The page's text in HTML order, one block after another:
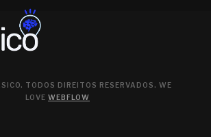
TODOS DIREITOS RESERVADOS. WE
LOVE WEBFLOW